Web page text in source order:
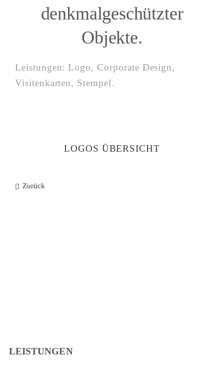
denkmalgeschützter
Objekte.
Leistungen: Logo, Corporate Design,
Visitenkarten, Stempel.
LOGOS ÜBERSICHT
Zurück
LEISTUNGEN